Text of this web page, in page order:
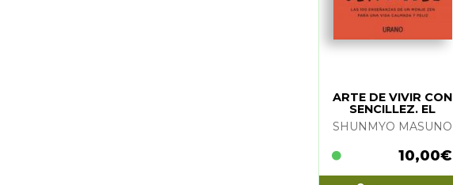
ARTE DE VIVIR CON
SENCILLEZ. EL
SHUNMYO MASUNO
10,00€